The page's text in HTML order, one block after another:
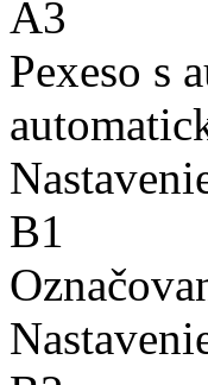
A3
Pexeso s
B1